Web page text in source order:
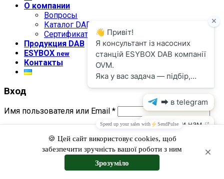
О компании
Вопросы
Каталог DAB
Сертификаты
Продукция DAB
ESYBOX new
Контакты
Вход
Имя пользователя или Email *
Запомнить меня
Войти
Забыли свой пароль?